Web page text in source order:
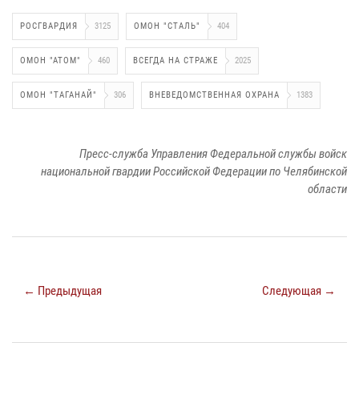
РОСГВАРДИЯ 3125 ОМОН "СТАЛЬ" 404
ОМОН "АТОМ" 460 ВСЕГДА НА СТРАЖЕ 2025
ОМОН "ТАГАНАЙ" 306 ВНЕВЕДОМСТВЕННАЯ ОХРАНА 1383
Пресс-служба Управления Федеральной службы войск
национальной гвардии Российской Федерации по Челябинской
области
← Предыдущая Следующая →